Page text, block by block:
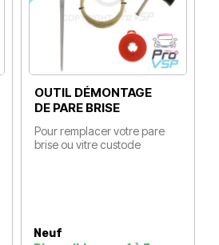
OUTIL DÉMONTAGE
DE PARE BRISE
Pour remplacer votre pare
brise ou vitre custode
Neuf